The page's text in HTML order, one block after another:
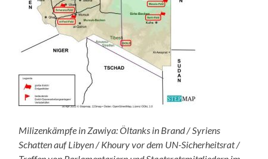
Milizenkämpfe in Zawiya: Öltanks in Brand / Syriens
Schatten auf Libyen / Khoury vor dem UN-Sicherheitsrat /